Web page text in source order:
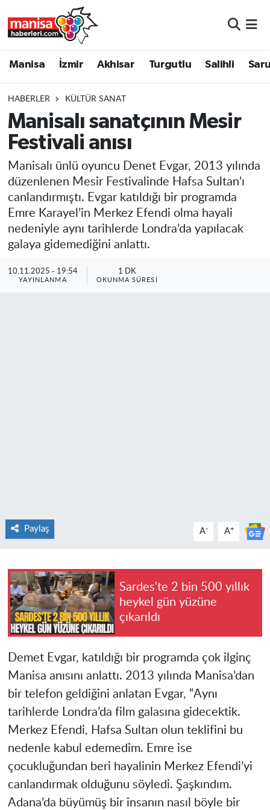
Manisa İzmir Akhisar Turgutlu Salihli
HABERLER KÜLTÜR SANAT
Manisalı sanatçının Mesir
Festivali anısı
Manisalı ünlü oyuncu Denet Evgar, 2013 yılında
düzenlenen Mesir Festivalinde Hafsa Sultan’ı
canlandırmıştı. Evgar katıldığı bir programda
Emre Karayel’in Merkez Efendi olma hayali
nedeniyle aynı tarihlerde Londra’da yapılacak
galaya gidemediğini anlattı.
10.11.2025 - 19:54
YAYINLANMA
1 DK
OKUNMA SÜRESI
Paylaş A- A+
Sardes'te 2 bin 500 yıllık
heykel gün yüzüne
çıkarıldı
Demet Evgar, katıldığı bir programda çok ilginç
Manisa anısını anlattı. 2013 yılında Manisa’dan
bir telefon geldiğini anlatan Evgar, “Aynı
tarihlerde Londra’da film galasına gidecektik.
Merkez Efendi, Hafsa Sultan olun teklifini bu
nedenle kabul edemedim. Emre ise
çocukluğundan beri hayalinin Merkez Efendi’yi
canlandırmak olduğunu söyledi. Şaşkındım.
Adana’da büyümüş bir insanın nasıl böyle bir
Turgutlu
Salihli
Saruhanlı
Soma
Manisa Nöbetçi Eczaneler
Manisa Trafik Yoğunluk Haritası
Süper Lig Puan Durumu ve Fikstür
Tüm Manşetler
Son Dakika Haberleri